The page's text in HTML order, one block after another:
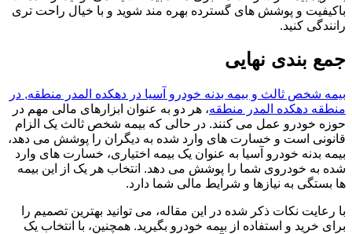
باکیفیت و پوشش های گسترده بهره مند شوید و با خیال راحت تری
رانندگی کنید.
جمع بندی نهایی
بیمه شخص ثالث و بیمه بدنه خودرو آسیا در دهکده المدر منطقه, در
منطقه دهکده المدر منطقه، هر دو به عنوان ابزارهای مالی مهم در
حوزه خودرو عمل می کنند. در حالی که بیمه شخص ثالث یک الزام
قانونی است و خسارت های وارد شده به دیگران را پوشش می دهد،
بیمه بدنه خودرو آسیا به عنوان یک بیمه اختیاری، خسارت های وارد
شده به خودروی شما را پوشش می دهد. انتخاب هر یک از این بیمه
ها بستگی به نیازها و شرایط مالی شما دارد.
با رعایت نکات ذکر شده در این مقاله، می توانید بهترین تصمیم را
برای خرید و استفاده از بیمه خودرو بگیرید. همچنین، با انتخاب یک